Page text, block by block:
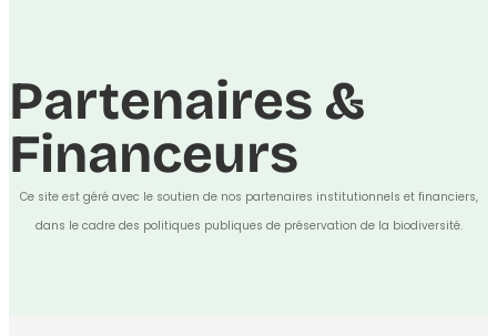
Partenaires &
Financeurs
Ce site est géré avec le soutien de nos partenaires institutionnels et financiers,
dans le cadre des politiques publiques de préservation de la biodiversité.